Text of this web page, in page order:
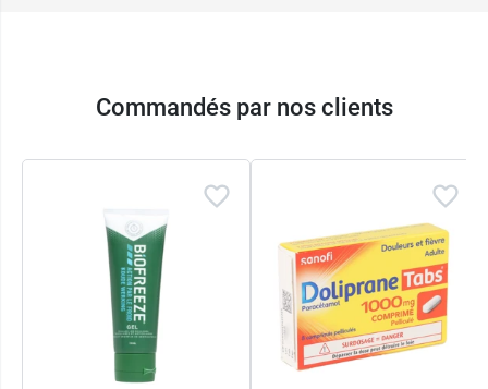
Commandés par nos clients